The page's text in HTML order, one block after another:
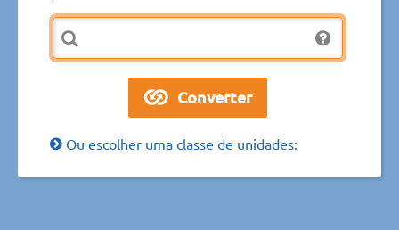
Ou escolher uma classe de unidades: